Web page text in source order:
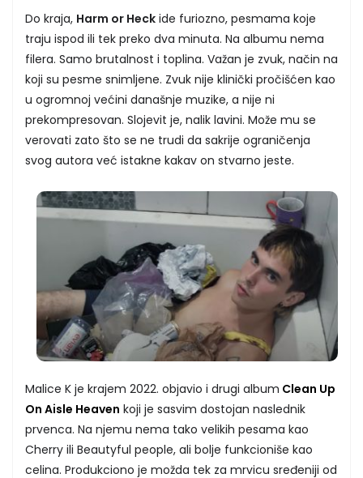
Do kraja, Harm or Heck ide furiozno, pesmama koje
traju ispod ili tek preko dva minuta. Na albumu nema
filera. Samo brutalnost i toplina. Važan je zvuk, način na
koji su pesme snimljene. Zvuk nije klinički pročišćen kao
u ogromnoj većini današnje muzike, a nije ni
prekompresovan. Slojevit je, nalik lavini. Može mu se
verovati zato što se ne trudi da sakrije ograničenja
svog autora već istakne kakav on stvarno jeste.
Malice K je krajem 2022. objavio i drugi album Clean Up
On Aisle Heaven koji je sasvim dostojan naslednik
prvenca. Na njemu nema tako velikih pesama kao
Cherry ili Beautyful people, ali bolje funkcioniše kao
celina. Produkciono je možda tek za mrvicu sređeniji od